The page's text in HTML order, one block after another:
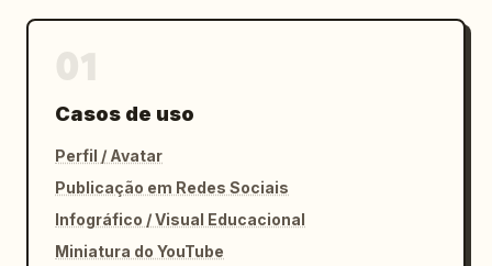
Casos de uso
Perfil / Avatar
Publicação em Redes Sociais
Infográfico / Visual Educacional
Miniatura do YouTube